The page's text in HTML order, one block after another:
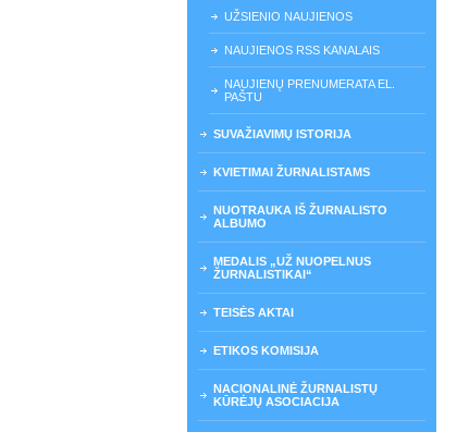
UŽSIENIO NAUJIENOS
NAUJIENOS RSS KANALAIS
NAUJIENŲ PRENUMERATA EL.
PAŠTU
SUVAŽIAVIMŲ ISTORIJA
KVIETIMAI ŽURNALISTAMS
NUOTRAUKA IŠ ŽURNALISTO
ALBUMO
MEDALIS „UŽ NUOPELNUS
ŽURNALISTIKAI“
TEISĖS AKTAI
ETIKOS KOMISIJA
NACIONALINĖ ŽURNALISTŲ
KŪRĖJŲ ASOCIACIJA